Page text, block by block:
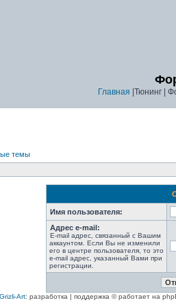
Главная |Тюнинг |
темы
Имя пользователя:
Адрес e-mail:
E-mail адрес, связанный с Вашим
аккаунтом. Если Вы не изменили
его в центре пользователя, то это
e-mail адрес, указанный Вами при
регистрации.
Grizli-Art: разработка | поддержка © работает на